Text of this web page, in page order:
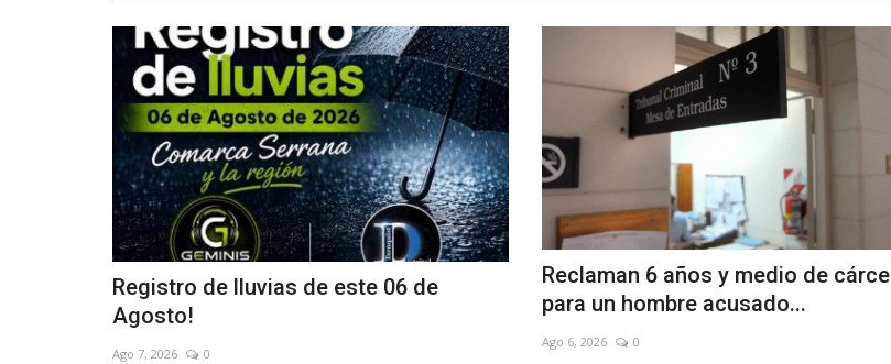
Registro de lluvias de este 06 de
Agosto!
Ago 7, 2026 0
Reclaman 6 años y medio de cárcel
para un hombre acusado...
Ago 6, 2026 0